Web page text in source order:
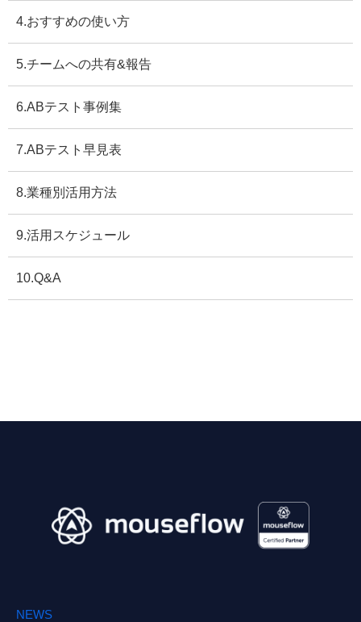
4.おすすめの使い方
5.チームへの共有&報告
6.ABテスト事例集
7.ABテスト早見表
8.業種別活用方法
9.活用スケジュール
10.Q&A
NEWS